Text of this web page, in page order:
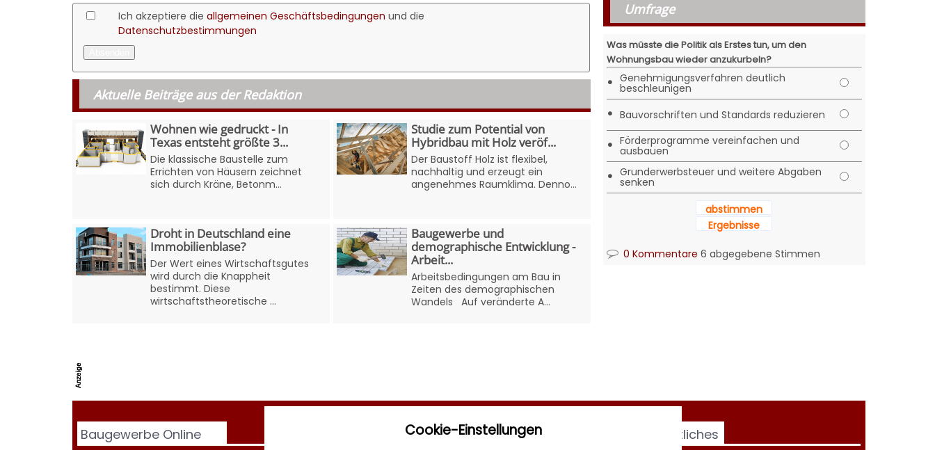
Ich akzeptiere die allgemeinen Geschäftsbedingungen und die
Datenschutzbestimmungen
Aktuelle Beiträge aus der Redaktion
Wohnen wie gedruckt - In
Texas entsteht größte 3...
Die klassische Baustelle zum
Errichten von Häusern zeichnet
sich durch Kräne, Betonm...
Studie zum Potential von
Hybridbau mit Holz veröf...
Der Baustoff Holz ist flexibel,
nachhaltig und erzeugt ein
angenehmes Raumklima. Denno...
Droht in Deutschland eine
Immobilienblase?
Der Wert eines Wirtschaftsgutes
wird durch die Knappheit
bestimmt. Diese
wirtschaftstheoretische ...
Baugewerbe und
demographische Entwicklung -
Arbeit...
Arbeitsbedingungen am Bau in
Zeiten des demographischen
Wandels Auf veränderte A...
Umfrage
Was müsste die Politik als Erstes tun, um den
Wohnungsbau wieder anzukurbeln?
• Genehmigungsverfahren deutlich
beschleunigen
• Bauvorschriften und Standards reduzieren
• Förderprogramme vereinfachen und
ausbauen
• Grunderwerbsteuer und weitere Abgaben
senken
abstimmen
Ergebnisse
0 Kommentare 6 abgegebene Stimmen
Baugewerbe Online Sonstiges Rechtliches
Cookie-Einstellungen